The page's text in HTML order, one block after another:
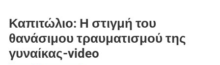
Καπιτώλιο: Η στιγμή του
θανάσιμου τραυματισμού της
γυναίκας-video